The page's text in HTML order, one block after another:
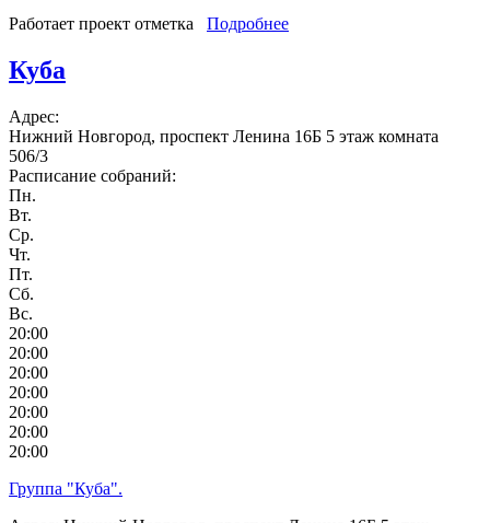
Работает проект отметка
Подробнее
Куба
Адрес:
Нижний Новгород, проспект Ленина 16Б 5 этаж комната
506/3
Расписание собраний:
Пн.
Вт.
Ср.
Чт.
Пт.
Сб.
Вс.
20:00
20:00
20:00
20:00
20:00
20:00
20:00
Группа "Куба".